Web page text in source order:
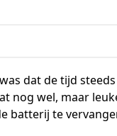
dat de tijd
nog wel, maar
te